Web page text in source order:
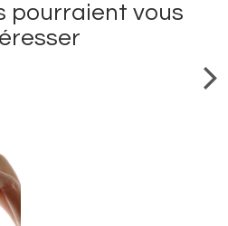
pourraient vous